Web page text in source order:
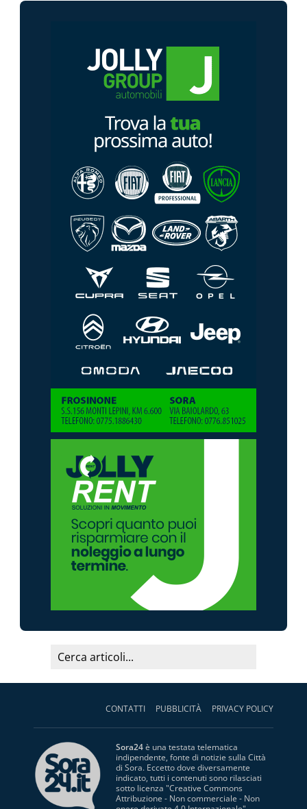
CONTATTI PUBBLICITÀ PRIVACY POLICY
Sora24è una testata telematica
indipendente, fonte di notizie sulla Città
di Sora. Eccetto dove diversamente
indicato, tutti i contenuti sono rilasciati
sotto licenza "Creative Commons
Attribuzione - Non commerciale - Non